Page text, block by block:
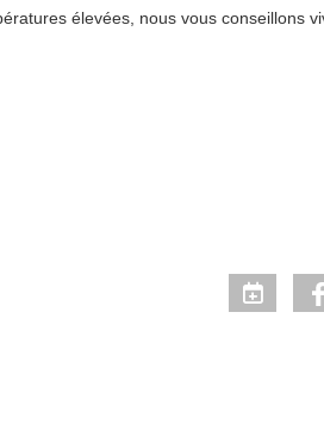
élevées, nous vous conseillons